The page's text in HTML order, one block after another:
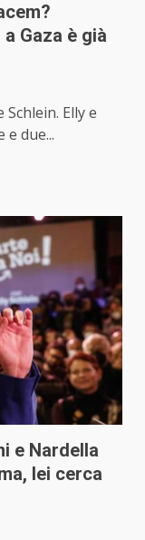
Gaza è già
Elly e
due...
e Nardella
lei cerca